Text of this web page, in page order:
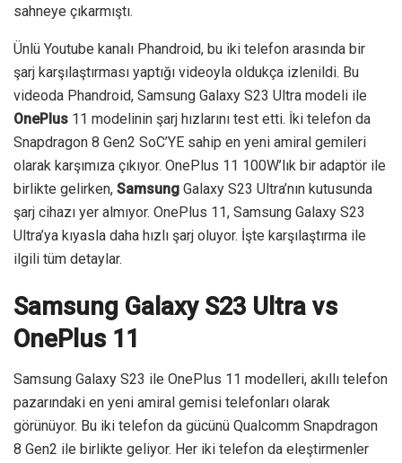
sahneye çıkarmıştı.
Ünlü Youtube kanalı Phandroid, bu iki telefon arasında bir
şarj karşılaştırması yaptığı videoyla oldukça izlenildi. Bu
videoda Phandroid, Samsung Galaxy S23 Ultra modeli ile
OnePlus 11 modelinin şarj hızlarını test etti. İki telefon da
Snapdragon 8 Gen2 SoC’YE sahip en yeni amiral gemileri
olarak karşımıza çıkıyor. OnePlus 11 100W’lık bir adaptör ile
birlikte gelirken, Samsung Galaxy S23 Ultra’nın kutusunda
şarj cihazı yer almıyor. OnePlus 11, Samsung Galaxy S23
Ultra’ya kıyasla daha hızlı şarj oluyor. İşte karşılaştırma ile
ilgili tüm detaylar.
Samsung Galaxy S23 Ultra vs
OnePlus 11
Samsung Galaxy S23 ile OnePlus 11 modelleri, akıllı telefon
pazarındaki en yeni amiral gemisi telefonları olarak
görünüyor. Bu iki telefon da gücünü Qualcomm Snapdragon
8 Gen2 ile birlikte geliyor. Her iki telefon da eleştirmenler